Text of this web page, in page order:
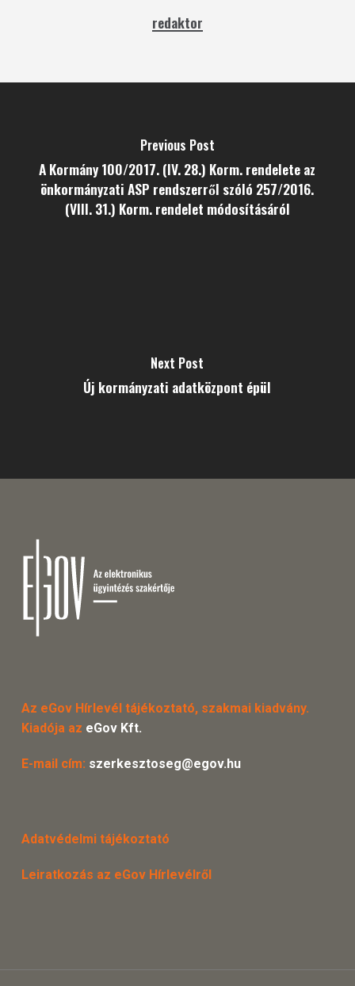
redaktor
Previous Post
A Kormány 100/2017. (IV. 28.) Korm. rendelete az
önkormányzati ASP rendszerről szóló 257/2016.
(VIII. 31.) Korm. rendelet módosításáról
Next Post
Új kormányzati adatközpont épül
Az eGov Hírlevél tájékoztató, szakmai kiadvány.
Kiadója az eGov Kft.
E-mail cím: szerkesztoseg@egov.hu
Adatvédelmi tájékoztató
Leiratkozás az eGov Hírlevélről